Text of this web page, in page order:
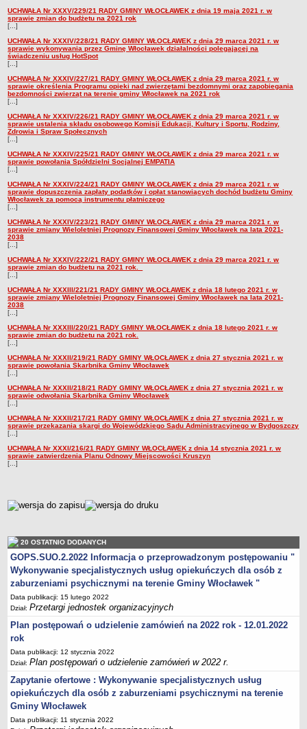
UCHWAŁA Nr XXXV/229/21 RADY GMINY WŁOCŁAWEK z dnia 19 maja 2021 r. w
sprawie zmian do budżetu na 2021 rok
[...]
UCHWAŁA Nr XXXIV/228/21 RADY GMINY WŁOCŁAWEK z dnia 29 marca 2021 r. w
sprawie wykonywania przez Gminę Włocławek działalności polegającej na
świadczeniu usług HotSpot
[...]
UCHWAŁA Nr XXXIV/227/21 RADY GMINY WŁOCŁAWEK z dnia 29 marca 2021 r. w
sprawie określenia Programu opieki nad zwierzętami bezdomnymi oraz zapobiegania
bezdomności zwierząt na terenie gminy Włocławek na 2021 rok
[...]
UCHWAŁA Nr XXXIV/226/21 RADY GMINY WŁOCŁAWEK z dnia 29 marca 2021 r. w
sprawie ustalenia składu osobowego Komisji Edukacji, Kultury i Sportu, Rodziny,
Zdrowia i Spraw Społecznych
[...]
UCHWAŁA Nr XXXIV/225/21 RADY GMINY WŁOCŁAWEK z dnia 29 marca 2021 r. w
sprawie powołania Spółdzielni Socjalnej EMPATIA
[...]
UCHWAŁA Nr XXXIV/224/21 RADY GMINY WŁOCŁAWEK z dnia 29 marca 2021 r. w
sprawie dopuszczenia zapłaty podatków i opłat stanowiących dochód budżetu Gminy
Włocławek za pomocą instrumentu płatniczego
[...]
UCHWAŁA Nr XXXIV/223/21 RADY GMINY WŁOCŁAWEK z dnia 29 marca 2021 r. w
sprawie zmiany Wieloletniej Prognozy Finansowej Gminy Włocławek na lata 2021-
2038
[...]
UCHWAŁA Nr XXXIV/222/21 RADY GMINY WŁOCŁAWEK z dnia 29 marca 2021 r. w
sprawie zmian do budżetu na 2021 rok.
[...]
UCHWAŁA Nr XXXIII/221/21 RADY GMINY WŁOCŁAWEK z dnia 18 lutego 2021 r. w
sprawie zmiany Wieloletniej Prognozy Finansowej Gminy Włocławek na lata 2021-
2038
[...]
UCHWAŁA Nr XXXIII/220/21 RADY GMINY WŁOCŁAWEK z dnia 18 lutego 2021 r. w
sprawie zmian do budżetu na 2021 rok.
[...]
UCHWAŁA Nr XXXII/219/21 RADY GMINY WŁOCŁAWEK z dnia 27 stycznia 2021 r. w
sprawie powołania Skarbnika Gminy Włocławek
[...]
UCHWAŁA Nr XXXII/218/21 RADY GMINY WŁOCŁAWEK z dnia 27 stycznia 2021 r. w
sprawie odwołania Skarbnika Gminy Włocławek
[...]
UCHWAŁA Nr XXXII/217/21 RADY GMINY WŁOCŁAWEK z dnia 27 stycznia 2021 r. w
sprawie przekazania skargi do Wojewódzkiego Sądu Administracyjnego w Bydgoszczy
[...]
UCHWAŁA Nr XXXI/216/21 RADY GMINY WŁOCŁAWEK z dnia 14 stycznia 2021 r. w
sprawie zatwierdzenia Planu Odnowy Miejscowości Kruszyn
[...]
metryczka
20 OSTATNIO DODANYCH
GOPS.SUO.2.2022 Informacja o przeprowadzonym postępowaniu "
Wykonywanie specjalistycznych usług opiekuńczych dla osób z
zaburzeniami psychicznymi na terenie Gminy Włocławek "
Data publikacji: 15 lutego 2022
Dział:Przetargi jednostek organizacyjnych
Plan postępowań o udzielenie zamówień na 2022 rok - 12.01.2022
rok
Data publikacji: 12 stycznia 2022
Dział:Plan postępowań o udzielenie zamówień w 2022 r.
Zapytanie ofertowe : Wykonywanie specjalistycznych usług
opiekuńczych dla osób z zaburzeniami psychicznymi na terenie
Gminy Włocławek
Data publikacji: 11 stycznia 2022